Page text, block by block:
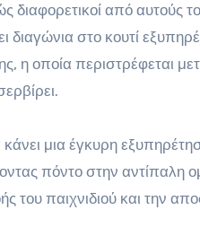
διαφορετικοί από
διαγώνια στο κουτί
η οποία περιστρέφεται
μια έγκυρη
πόντο στην αντίπαλη
του παιχνιδιού και την